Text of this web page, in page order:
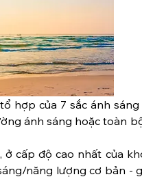
hợp của 7 sắc ánh sáng
ánh sáng hoặc toàn
cấp độ cao nhất của
năng lượng cơ bản -